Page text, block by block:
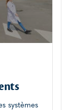
systèmes